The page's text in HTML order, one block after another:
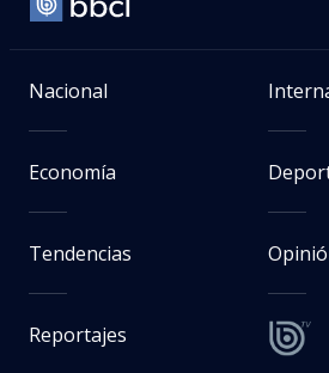
Nacional
Economía
Tendencias
Reportajes